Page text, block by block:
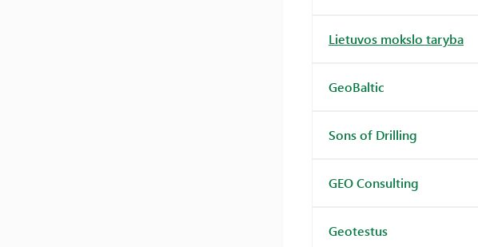
Lietuvos mokslo taryba
GeoBaltic
Sons of Drilling
GEO Consulting
Geotestus